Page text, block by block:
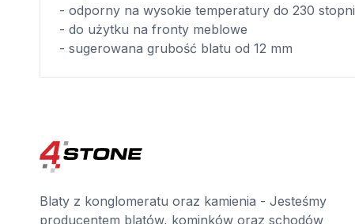
- odporny na wysokie temperatury do 230 stopni
- do użytku na fronty meblowe
- sugerowana grubość blatu od 12 mm
Blaty z konglomeratu oraz kamienia - Jesteśmy
producentem blatów, kominków oraz schodów